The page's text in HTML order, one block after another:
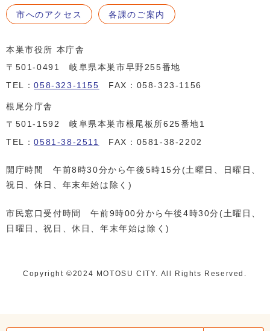
市へのアクセス 各課のご案内
本巣市役所 本庁舎
〒501-0491 岐阜県本巣市早野255番地
TEL：058-323-1155 FAX：058-323-1156
根尾分庁舎
〒501-1592 岐阜県本巣市根尾板所625番地1
TEL：0581-38-2511 FAX：0581-38-2202
開庁時間 午前8時30分から午後5時15分(土曜日、日曜日、
祝日、休日、年末年始は除く)
市民窓口受付時間 午前9時00分から午後4時30分(土曜日、
日曜日、祝日、休日、年末年始は除く)
Copyright ©️2024 MOTOSU CITY. All Rights Reserved.